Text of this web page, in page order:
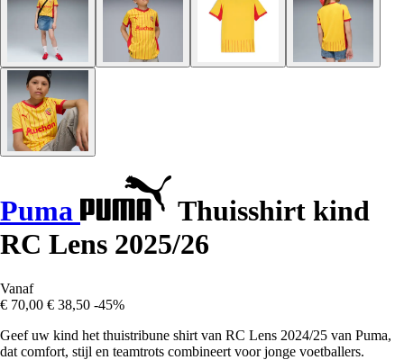
Puma
Thuisshirt kind
RC Lens 2025/26
Vanaf
€ 70,00 € 38,50 -45%
Geef uw kind het thuistribune shirt van RC Lens 2024/25 van Puma,
dat comfort, stijl en teamtrots combineert voor jonge voetballers.